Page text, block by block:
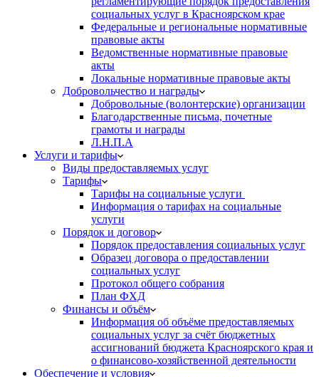
социальных услуг в Красноярском крае
Федеральные и региональные нормативные
правовые акты
Ведомственные нормативные правовые
акты
Локальные нормативные правовые акты
Добровольчество и награды
Добровольные (волонтерские) организации
Благодарственные письма, почетные
грамоты и награды
Л.Н.П.А
Услуги и тарифы
Виды предоставляемых услуг
Тарифы
Тарифы на социальные услуги
Информация о тарифах на социальные
услуги
Порядок и договор
Порядок предоставления социальных услуг
Образец договора о предоставлении
социальных услуг
Протокол общего собрания
План ФХД
Финансы и объём
Информация об объёме предоставляемых
социальных услуг за счёт бюджетных
ассигнований бюджета Красноярского края и
о финансово-хозяйственной деятельности
Обеспечение и условия